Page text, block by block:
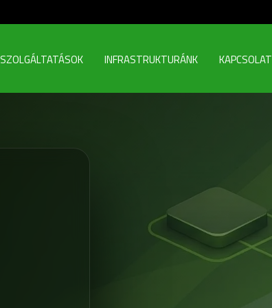
SZOLGÁLTATÁSOK INFRASTRUKTURÁNK KAPCSOLAT